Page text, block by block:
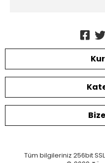
Tüm bilgileriniz 256bit